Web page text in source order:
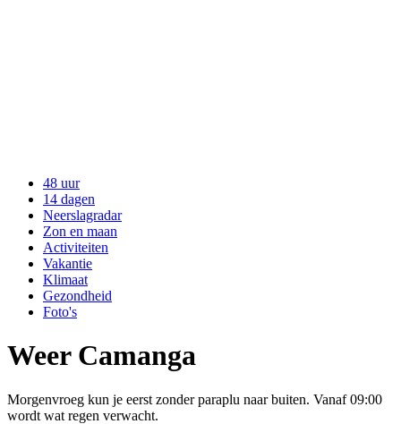
48 uur
14 dagen
Neerslagradar
Zon en maan
Activiteiten
Vakantie
Klimaat
Gezondheid
Foto's
Weer Camanga
Morgenvroeg kun je eerst zonder paraplu naar buiten. Vanaf 09:00
wordt wat regen verwacht.